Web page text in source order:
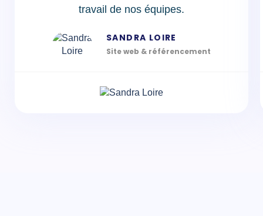
travail de nos équipes.
SANDRA LOIRE
Site web & référencement